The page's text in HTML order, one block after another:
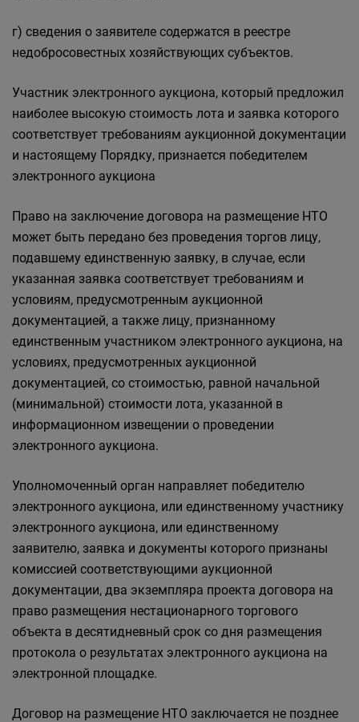
г) сведения о заявителе содержатся в реестре
недобросовестных хозяйствующих субъектов.
Участник электронного аукциона, который предложил
наиболее высокую стоимость лота и заявка которого
соответствует требованиям аукционной документации
и настоящему Порядку, признается победителем
электронного аукциона
Право на заключение договора на размещение НТО
может быть передано без проведения торгов лицу,
подавшему единственную заявку, в случае, если
указанная заявка соответствует требованиям и
условиям, предусмотренным аукционной
документацией, а также лицу, признанному
единственным участником электронного аукциона, на
условиях, предусмотренных аукционной
документацией, со стоимостью, равной начальной
(минимальной) стоимости лота, указанной в
информационном извещении о проведении
электронного аукциона.
Уполномоченный орган направляет победителю
электронного аукциона, или единственному участнику
электронного аукциона, или единственному
заявителю, заявка и документы которого признаны
комиссией соответствующими аукционной
документации, два экземпляра проекта договора на
право размещения нестационарного торгового
объекта в десятидневный срок со дня размещения
протокола о результатах электронного аукциона на
электронной площадке.
Договор на размещение НТО заключается не позднее